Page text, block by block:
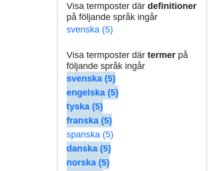
Visa termposter där definitioner
på följande språk ingår
svenska (5)
Visa termposter där termerpå
följande språk ingår
svenska (5)
engelska (5)
tyska (5)
franska (5)
spanska (5)
danska (5)
norska (5)